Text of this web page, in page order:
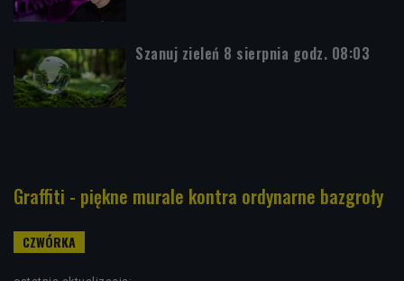
Szanuj zieleń 8 sierpnia godz. 08:03
Graffiti - piękne murale kontra ordynarne bazgroły